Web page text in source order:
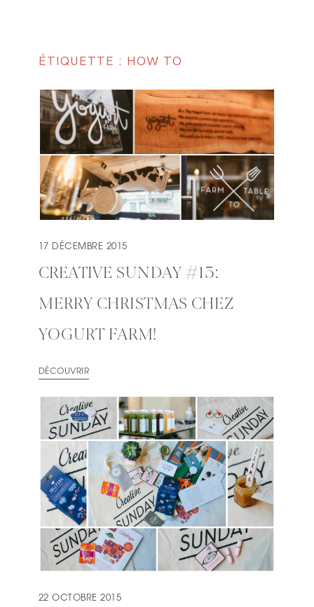
ÉTIQUETTE : HOW TO
17 DÉCEMBRE 2015
CREATIVE SUNDAY #13:
MERRY CHRISTMAS CHEZ
YOGURT FARM!
DÉCOUVRIR
22 OCTOBRE 2015